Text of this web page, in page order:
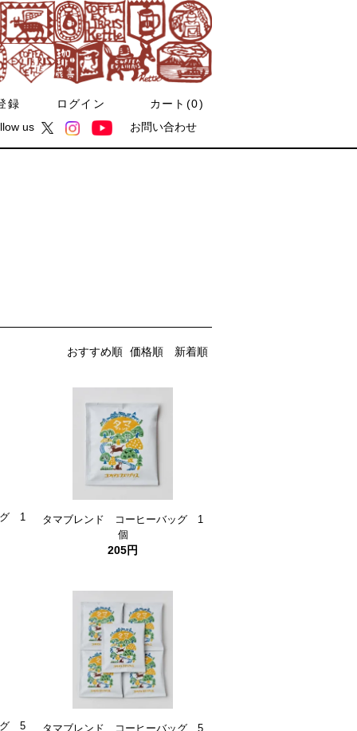
録 ログイン カート(0)
us お問い合わせ
おすすめ順 価格順 新着順
グ 1
タマブレンド コーヒーバッグ 1
個
205円
グ 5
タマブレンド コーヒーバッグ 5